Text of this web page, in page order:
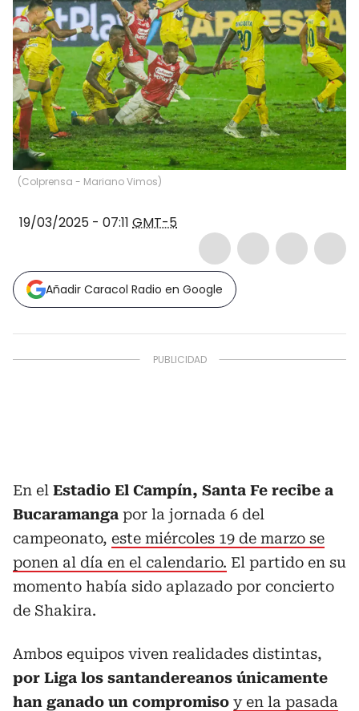
(Colprensa - Mariano Vimos)
19/03/2025 - 07:11 GMT-5
Añadir Caracol Radio en Google
En el Estadio El Campín, Santa Fe recibe a
Bucaramanga por la jornada 6 del
campeonato, este miércoles 19 de marzo se
ponen al día en el calendario. El partido en su
momento había sido aplazado por concierto
de Shakira.
Ambos equipos viven realidades distintas,
por Liga los santandereanos únicamente
han ganado un compromiso y en la pasada